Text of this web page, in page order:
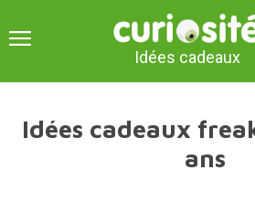
Idées cadeaux
Idées cadeaux
ans